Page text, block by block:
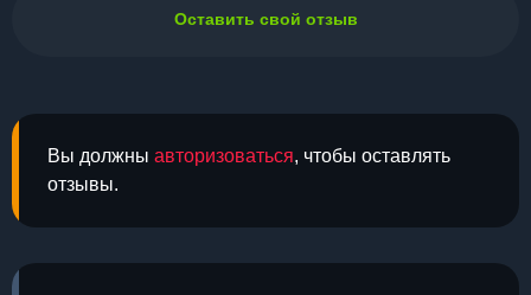
Вы должны авторизоваться, чтобы оставлять
отзывы.
Оставить свой отзыв